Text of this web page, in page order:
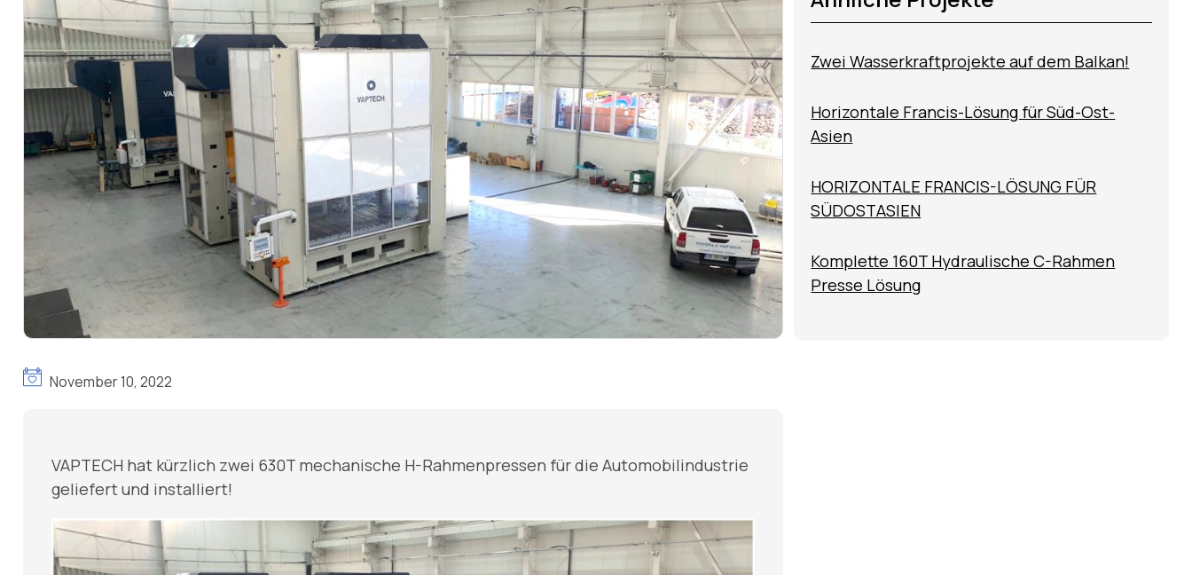
November 10, 2022
VAPTECH hat kürzlich zwei 630T mechanische H-Rahmenpressen für die Automobilindustrie
geliefert und installiert!
Zwei Wasserkraftprojekte auf dem Balkan!
Horizontale Francis-Lösung für Süd-Ost-
Asien
HORIZONTALE FRANCIS-LÖSUNG FÜR
SÜDOSTASIEN
Komplette 160T Hydraulische C-Rahmen
Presse Lösung